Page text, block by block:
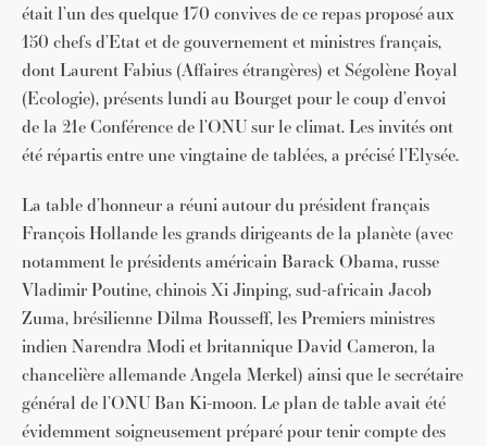
était l’un des quelque 170 convives de ce repas proposé aux
150 chefs d’Etat et de gouvernement et ministres français,
dont Laurent Fabius (Affaires étrangères) et Ségolène Royal
(Ecologie), présents lundi au Bourget pour le coup d’envoi
de la 21e Conférence de l’ONU sur le climat. Les invités ont
été répartis entre une vingtaine de tablées, a précisé l’Elysée.
La table d’honneur a réuni autour du président français
François Hollande les grands dirigeants de la planète (avec
notamment le présidents américain Barack Obama, russe
Vladimir Poutine, chinois Xi Jinping, sud-africain Jacob
Zuma, brésilienne Dilma Rousseff, les Premiers ministres
indien Narendra Modi et britannique David Cameron, la
chancelière allemande Angela Merkel) ainsi que le secrétaire
général de l’ONU Ban Ki-moon. Le plan de table avait été
évidemment soigneusement préparé pour tenir compte des